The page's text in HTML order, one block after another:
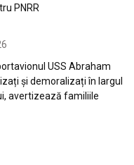
PNRR
USS Abraham
și demoralizați în largul
avertizează familiile